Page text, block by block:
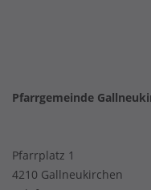
Pfarrgemeinde
Pfarrplatz 1
4210 Gallneukirchen